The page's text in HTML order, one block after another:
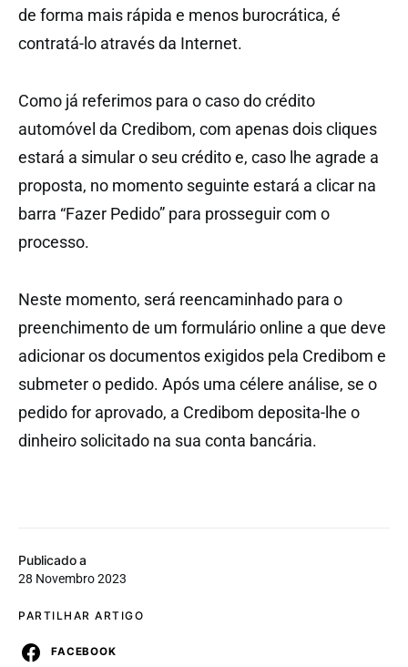
Publicado a
28 Novembro 2023
PARTILHAR ARTIGO
FACEBOOK
de forma mais rápida e menos burocrática, é
contratá-lo através da Internet.
Como já referimos para o caso do crédito
automóvel da Credibom, com apenas dois cliques
estará a simular o seu crédito e, caso lhe agrade a
proposta, no momento seguinte estará a clicar na
barra “Fazer Pedido” para prosseguir com o
processo.
Neste momento, será reencaminhado para o
preenchimento de um formulário online a que deve
adicionar os documentos exigidos pela Credibom e
submeter o pedido. Após uma célere análise, se o
pedido for aprovado, a Credibom deposita-lhe o
dinheiro solicitado na sua conta bancária.